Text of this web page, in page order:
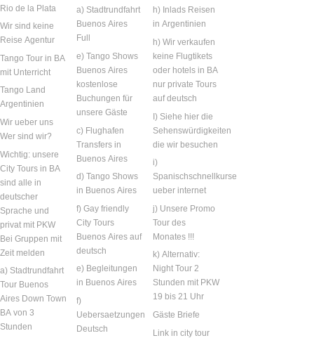
Rio de la Plata
Wir sind keine
Reise Agentur
Tango Tour in BA
mit Unterricht
Tango Land
Argentinien
Wir ueber uns
Wer sind wir?
Wichtig: unsere
City Tours in BA
sind alle in
deutscher
Sprache und
privat mit PKW
Bei Gruppen mit
Zeit melden
a) Stadtrundfahrt
Tour Buenos
Aires Down Town
BA von 3
Stunden
a) Stadtrundfahrt
Buenos Aires
Full
e) Tango Shows
Buenos Aires
kostenlose
Buchungen für
unsere Gäste
c) Flughafen
Transfers in
Buenos Aires
d) Tango Shows
in Buenos Aires
f) Gay friendly
City Tours
Buenos Aires auf
deutsch
e) Begleitungen
in Buenos Aires
f)
Uebersaetzungen
Deutsch
h) Inlads Reisen
in Argentinien
h) Wir verkaufen
keine Flugtikets
oder hotels in BA
nur private Tours
auf deutsch
I) Siehe hier die
Sehenswürdigkeiten
die wir besuchen
i)
Spanischschnellkurse
ueber internet
j) Unsere Promo
Tour des
Monates !!!
k) Alternativ:
Night Tour 2
Stunden mit PKW
19 bis 21 Uhr
Gäste Briefe
Link in city tour